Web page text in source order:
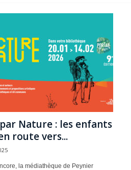
Nature : les enfants
route vers...
la médiathèque de Peynier